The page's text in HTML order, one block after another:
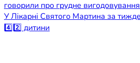
записів
говорили про грудне
У Лікарні Святого Мартина за
4️⃣2️⃣ дитини